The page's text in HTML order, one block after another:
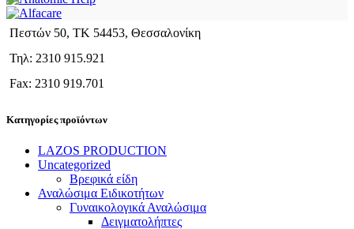
Πεστών 50, ΤΚ 54453, Θεσσαλονίκη
Τηλ: 2310 915.921
Fax: 2310 919.701
Κατηγορίες προϊόντων
LAZOS PRODUCTION
Uncategorized
Βρεφικά είδη
Αναλώσιμα Ειδικοτήτων
Γυναικολογικά Αναλώσιμα
Δειγματολήπτες